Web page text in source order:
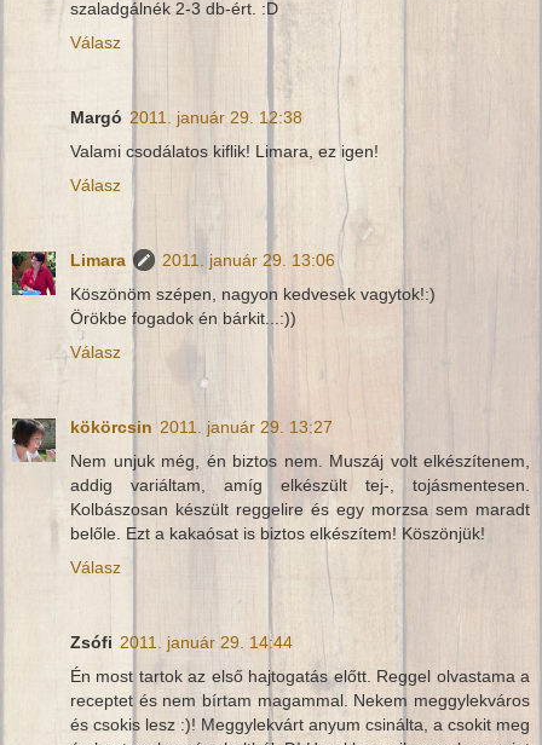
szaladgálnék 2-3 db-ért. :D
Válasz
Margó 2011. január 29. 12:38
Valami csodálatos kiflik! Limara, ez igen!
Válasz
Limara
2011. január 29. 13:06
Köszönöm szépen, nagyon kedvesek vagytok!:)
Örökbe fogadok én bárkit...:))
Válasz
kökörcsin 2011. január 29. 13:27
Nem unjuk még, én biztos nem. Muszáj volt elkészítenem,
addig variáltam, amíg elkészült tej-, tojásmentesen.
Kolbászosan készült reggelire és egy morzsa sem maradt
belőle. Ezt a kakaósat is biztos elkészítem! Köszönjük!
Válasz
Zsófi 2011. január 29. 14:44
Én most tartok az első hajtogatás előtt. Reggel olvastama a
receptet és nem bírtam magammal. Nekem meggylekváros
és csokis lesz :)! Meggylekvárt anyum csinálta, a csokit meg